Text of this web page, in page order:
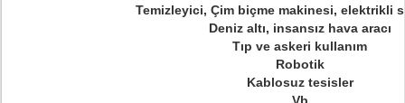
Temizleyici, Çim biçme makinesi, elektrikli
Deniz altı, insansız hava aracı
Tıp ve askeri kullanım
Robotik
Kablosuz tesisler